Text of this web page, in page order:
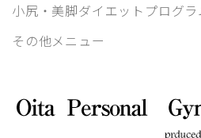
小尻・美脚ダイエットプログラ
その他メニュー